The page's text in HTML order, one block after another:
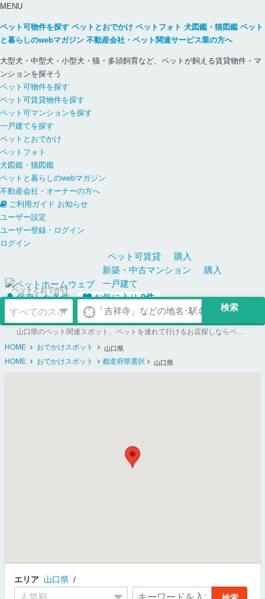
MENU
ペット可物件を探す ペットとおでかけ ペットフォト 犬図鑑・猫図鑑 ペット
と暮らしのwebマガジン 不動産会社・ペット関連サービス業の方へ
大型犬・中型犬・小型犬・猫・多頭飼育など、ペットが飼える賃貸物件・マ
ンションを探そう
ペット可物件を探す
ペット可賃貸物件を探す
ペット可マンションを探す
一戸建てを探す
ペットとおでかけ
ペットフォト
犬図鑑・猫図鑑
ペットと暮らしのwebマガジン
不動産会社・オーナーの方へ
ご利用ガイド お知らせ
ユーザー設定
ユーザー登録・ログイン
ログイン
ペット可賃貸
購入
新築・中古マンション
購入
一戸建て
保存した条件
お気に入り0件
ペットとおでかけ
山口県のペット関連スポット。ペットを連れて行けるお店探しならペットホームウェブ
HOME
おでかけスポット 山口県
HOME おでかけスポット 都道府県選択 山口県
エリア 山口県